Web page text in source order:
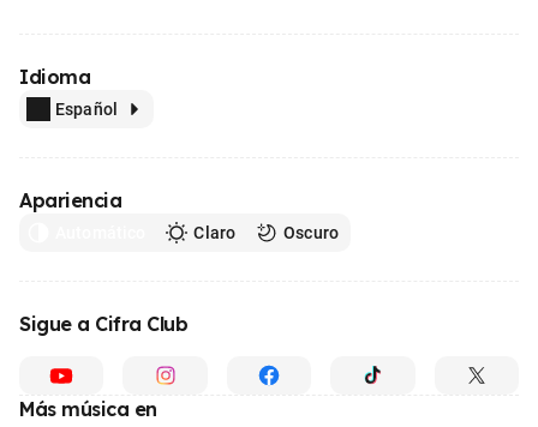
Idioma
Español
Apariencia
Claro Oscuro
Sigue a Cifra Club
Más música en